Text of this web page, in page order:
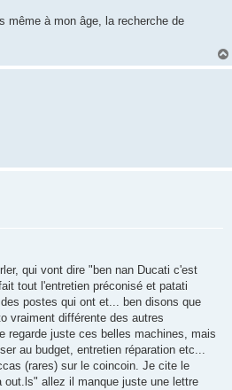
même à mon âge, la recherche de
qui vont dire "ben nan Ducati c'est
tout l'entretien préconisé et patati
postes qui ont et... ben disons que
vraiment différente des autres
regarde juste ces belles machines, mais
au budget, entretien réparation etc...
(rares) sur le coincoin. Je cite le
allez il manque juste une lettre